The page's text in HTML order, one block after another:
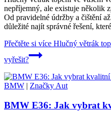
nepříjemný, ale existuje několik
Od pravidelné údržby a čištění
důležité najít správné řešení,
Přečtěte si více Hlučný větrák
vyřešit?
BMW | Značky Aut
BMW E36: Jak vybrat